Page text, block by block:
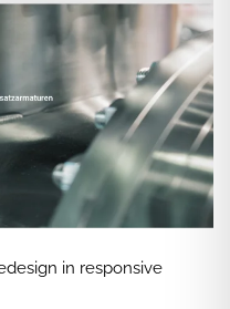
in responsive